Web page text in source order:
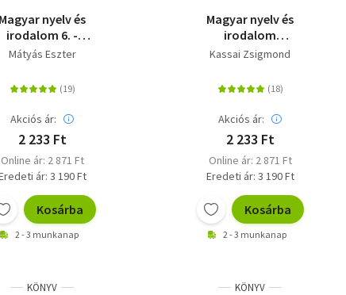
Magyar nyelv és
irodalom 6. -
gyakorlókönyv 6.
Mátyás Eszter
Akciós ár:
2 233 Ft
Online ár: 2 871 Ft
ár: 3 190 Ft
Kosárba
2 - 3 munkanap
Magyar nyelv és
irodalom
gyakorlókönyv 8.
- Jegyre megy
Kassai Zsigmond
Akciós ár:
2 233 Ft
Online ár: 2 871 Ft
Eredeti ár: 3 190 Ft
Kosárba
2 - 3 munkanap
KÖNYV KÖNYV